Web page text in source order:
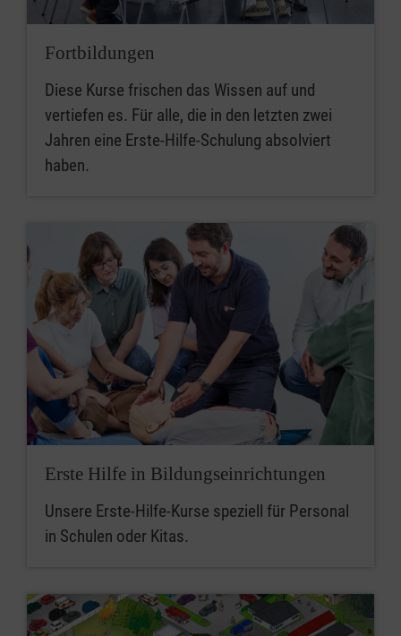
Fortbildungen
Diese Kurse frischen das Wissen auf und
vertiefen es. Für alle, die in den letzten zwei
Jahren eine Erste-Hilfe-Schulung absolviert
haben.
Erste Hilfe in Bildungseinrichtungen
Unsere Erste-Hilfe-Kurse speziell für Personal
in Schulen oder Kitas.